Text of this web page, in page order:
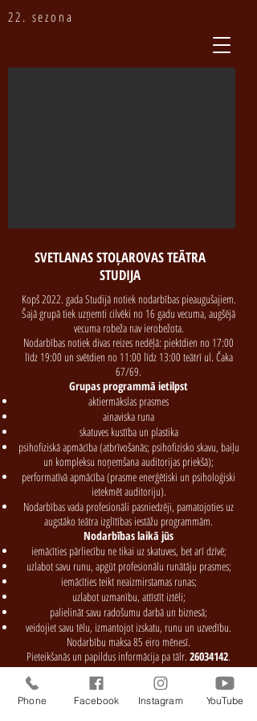
22. sezona
SVETLANAS STOĻAROVAS TEĀTRA
STUDIJA
Kopš 2022. gada Studijā notiek nodarbības pieaugušajiem.
Šajā grupā tiek uzņemti cilvēki no 16 gadu vecuma, augšējā
vecuma robeža nav ierobežota.
Nodarbības notiek divas reizes nedēļā: piektdien no 17:00
līdz 19:00 un svētdien no 11:00 līdz 13:00 teātrī ul. Čaka
67/69.
Grupas programmā ietilpst
aktiermākslas prasmes
ainaviska runa
skatuves kustība un plastika
psihofiziskā apmācība (atbrīvošanās; psihofizisko skavu, baiļu
un kompleksu noņemšana auditorijas priekšā);
performatīvā apmācība (prasme enerģētiski un psiholoģiski
ietekmēt auditoriju).
Nodarbības vada profesionāli pasniedzēji, pamatojoties uz
augstāko teātra izglītības iestāžu programmām.
Nodarbības laikā jūs
iemācīties pārliecību ne tikai uz skatuves, bet arī dzīvē;
uzlabot savu runu, apgūt profesionālu runātāju prasmes;
iemācīties teikt neaizmirstamas runas;
uzlabot uzmanību, attīstīt iztēli;
palielināt savu radošumu darbā un biznesā;
veidojiet savu tēlu, izmantojot izskatu, runu un uzvedību.
Nodarbību maksa 85 eiro mēnesī.
Pieteikšanās un papildus informācija pa tālr. 26034142.
Studija arī notiek
Individuālās runas nodarbības
Trenējam skaņas skaļumu, strādājam pie balss tembra,
Phone Facebook Instagram YouTube